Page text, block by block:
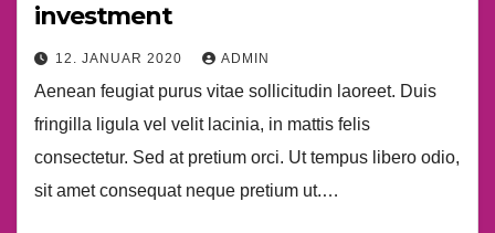
investment
12. JANUAR 2020 ADMIN
Aenean feugiat purus vitae sollicitudin laoreet. Duis
fringilla ligula vel velit lacinia, in mattis felis
consectetur. Sed at pretium orci. Ut tempus libero odio,
sit amet consequat neque pretium ut.…